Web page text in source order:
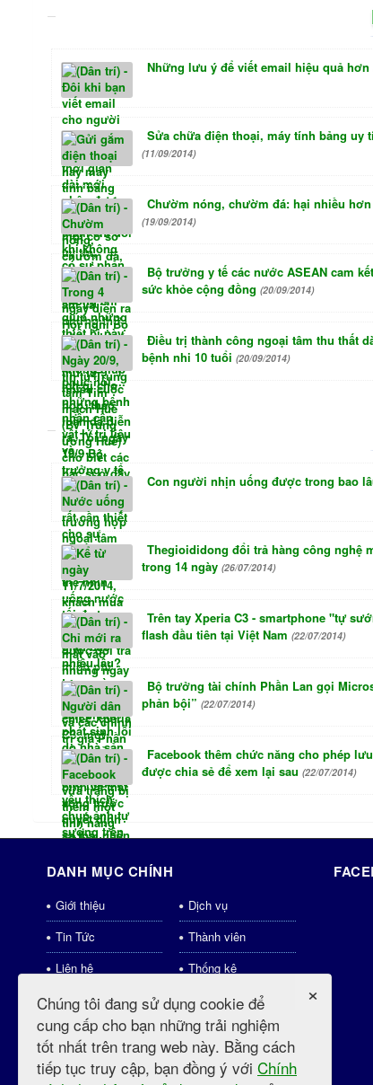
Những lưu ý để viết email hiệu quả hơn
Sửa chữa điện thoại, máy tính bảng uy
(11/09/2014)
Chườm nóng, chườm đá: hại nhiều
(19/09/2014)
Bộ trưởng y tế các nước ASEAN cam
sức khỏe cộng đồng (20/09/2014)
Điều trị thành công ngoại tâm thu thất
bệnh nhi 10 tuổi (20/09/2014)
Con người nhịn uống được trong bao
Thegioididong đổi trả hàng công nghệ
trong 14 ngày (26/07/2014)
Trên tay Xperia C3 - smartphone "tự
flash đầu tiên tại Việt Nam (22/07/2014)
Bộ trưởng tài chính Phần Lan gọi
phản bội” (22/07/2014)
Facebook thêm chức năng cho phép
được chia sẻ để xem lại sau (22/07/2014)
DANH MỤC CHÍNH
Giới thiệu
Dịch vụ
Tin Tức
Thành viên
Liên hệ
Thống kê
Download
Shops
weblinks
Tin tức mới
Videos
×
Chúng tôi đang sử dụng cookie để
cung cấp cho bạn những trải nghiệm
tốt nhất trên trang web này. Bằng cách
tiếp tục truy cập, bạn đồng ý với Chính